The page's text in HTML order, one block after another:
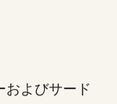
よびサード